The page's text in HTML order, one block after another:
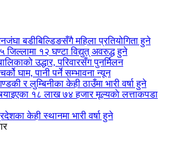
बडीबिल्डिङसँगै महिला प्रतियोगिता हुने
जिल्लामा १२ घण्टा विद्युत् अवरुद्ध हुने
उद्धार, परिवारसँग पुनर्मिलन
घाम, पानी पर्ने सम्भावना न्यून
र लुम्बिनीका केही ठाउँमा भारी वर्षा हुने
१८ लाख ७४ हजार मूल्यकाे लत्ताकपडा
केही स्थानमा भारी वर्षा हुने